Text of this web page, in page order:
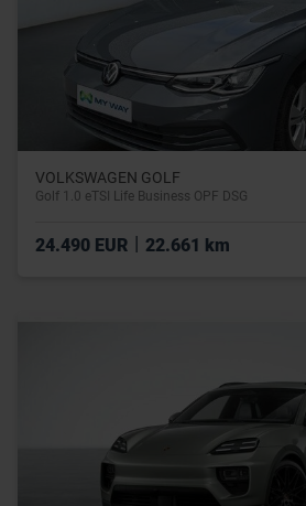
VOLKSWAGEN GOLF
Golf 1.0 eTSI Life Business OPF DSG
24.490 EUR 22.661 km